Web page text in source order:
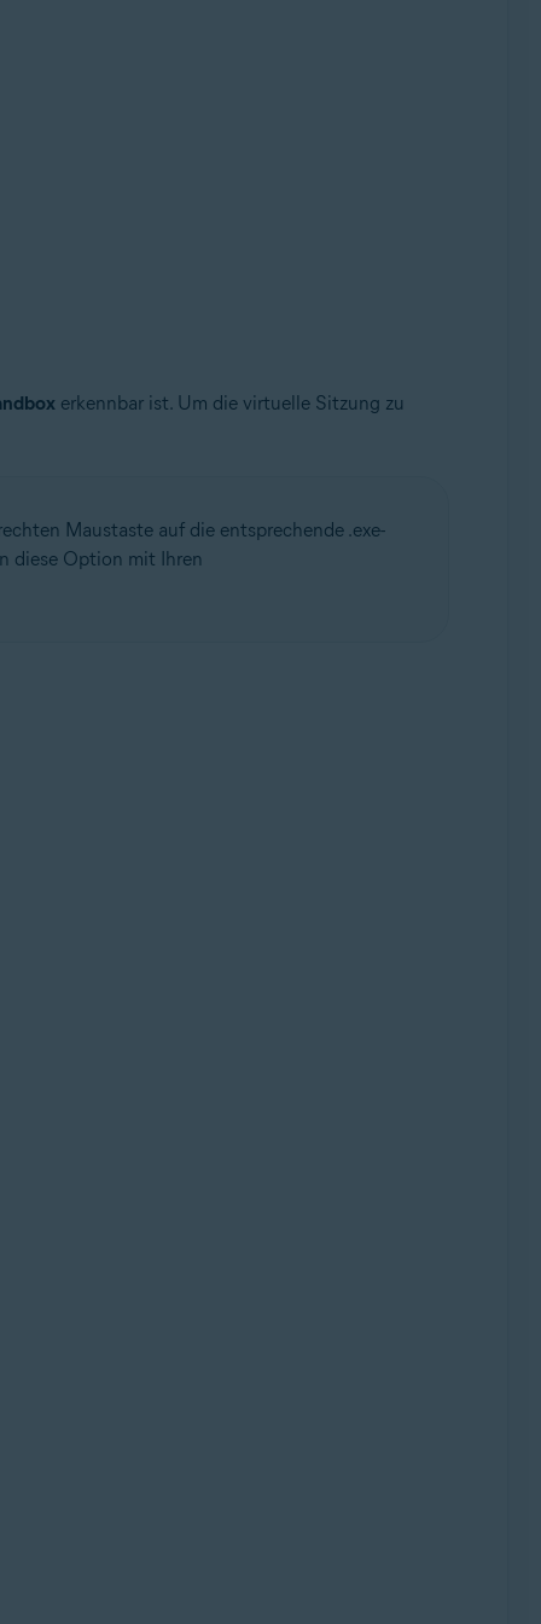
erkennbar ist. Um die virtuelle Sitzung zu
Maustaste auf die entsprechende .exe-
diese Option mit Ihren